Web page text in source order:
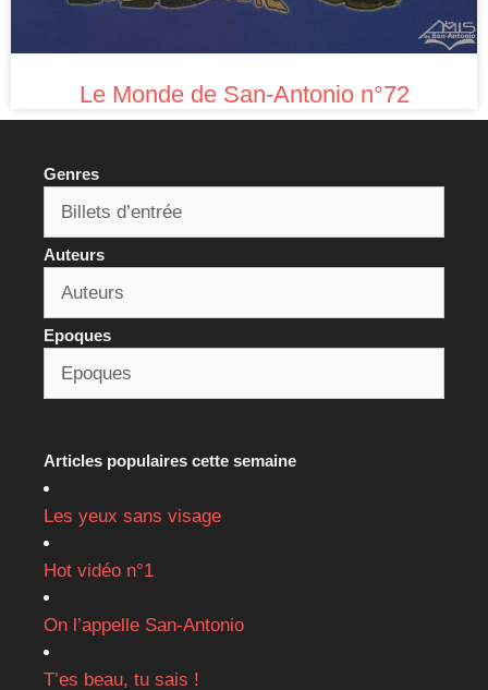
Le Monde de San-Antonio n°72
Genres
Auteurs
Epoques
Articles populaires cette semaine
Les yeux sans visage
Hot vidéo n°1
On l’appelle San-Antonio
T’es beau, tu sais !